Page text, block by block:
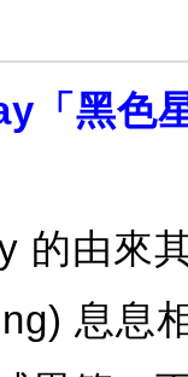
「黑色
的由來
息息